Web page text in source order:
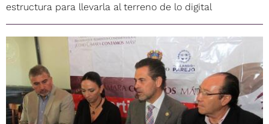
estructura para llevarla al terreno de lo digital